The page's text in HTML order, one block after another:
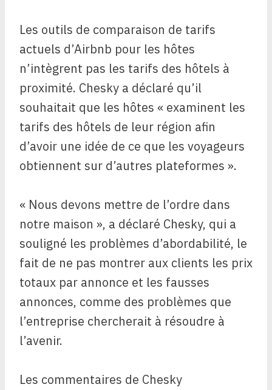
Les outils de comparaison de tarifs
actuels d’Airbnb pour les hôtes
n’intègrent pas les tarifs des hôtels à
proximité. Chesky a déclaré qu’il
souhaitait que les hôtes « examinent les
tarifs des hôtels de leur région afin
d’avoir une idée de ce que les voyageurs
obtiennent sur d’autres plateformes ».
« Nous devons mettre de l’ordre dans
notre maison », a déclaré Chesky, qui a
souligné les problèmes d’abordabilité, le
fait de ne pas montrer aux clients les prix
totaux par annonce et les fausses
annonces, comme des problèmes que
l’entreprise chercherait à résoudre à
l’avenir.
Les commentaires de Chesky